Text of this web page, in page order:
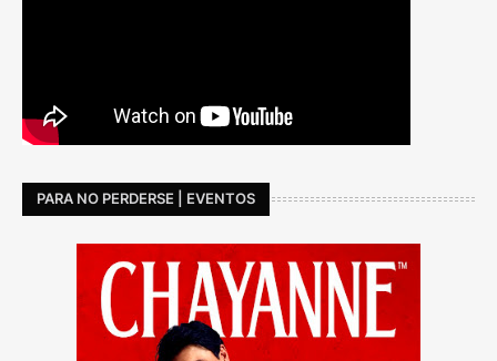
PARA NO PERDERSE | EVENTOS